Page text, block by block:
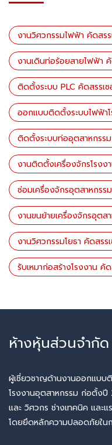
งานวิศวกรรมไฟฟ้า คัดสร
งานเดินท่อร้อยสายไฟฟ้า
ติดตั้งระบบ PLC คัดสรรเ
ออกแบบติดตั้งระบบไฟฟ้า
ติดตั้งระบบท่ออุตสาหกรร
งานติดตั้งเครื่องจักรโรงง
ซ่อมเครื่องจักรอุตสาหกรร
งานขนย้ายเครื่องจักรอุตส
งานวิศวกรรมโยธา คัดสรร
รับเหมาก่อสร้างโรงงาน คั
ห้างหุ้นส่วนจำกั
ผู้เชี่ยวชาญด้านงานออกแบบ
โรงงานอุตสาหกรรม ก่อตั้งปี
และ วิศวกร ช่างเทคนิค และ
โดยยึดหลักความปลอดภัยใน